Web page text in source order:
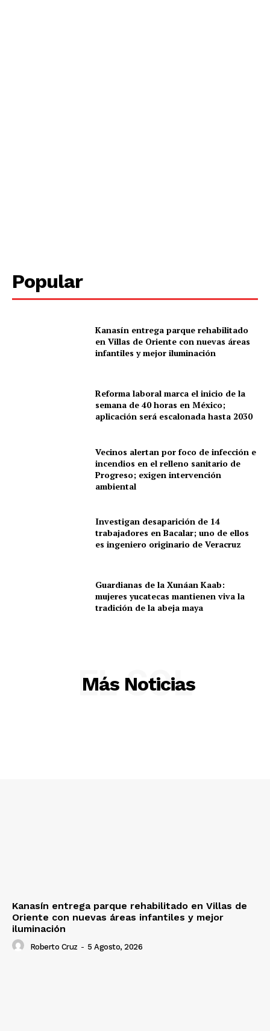
Popular
Kanasín entrega parque rehabilitado
en Villas de Oriente con nuevas áreas
infantiles y mejor iluminación
Reforma laboral marca el inicio de la
semana de 40 horas en México;
aplicación será escalonada hasta 2030
Vecinos alertan por foco de infección e
incendios en el relleno sanitario de
Progreso; exigen intervención
ambiental
Investigan desaparición de 14
trabajadores en Bacalar; uno de ellos
es ingeniero originario de Veracruz
Guardianas de la Xunáan Kaab:
mujeres yucatecas mantienen viva la
tradición de la abeja maya
Más Noticias
EL SOL
Kanasín entrega parque rehabilitado en Villas de
Oriente con nuevas áreas infantiles y mejor
iluminación
Roberto Cruz - 5 Agosto, 2026